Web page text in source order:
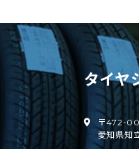
タイ
〒472-
愛知県知